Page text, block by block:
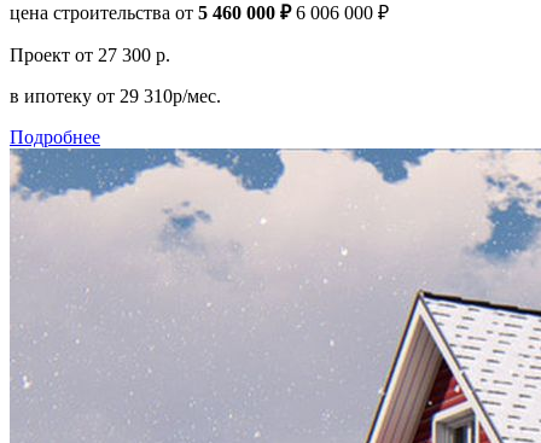
цена строительства от 5 460 000 ₽ 6 006 000 ₽
Проект от 27 300 р.
в ипотеку от 29 310р/мес.
Подробнее